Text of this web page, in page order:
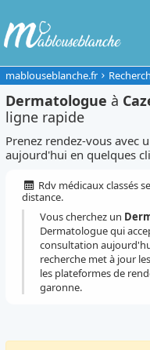
mablouseblanche.fr
Dermatologue à
ligne rapide
Prenez rendez-vous avec
aujourd'hui en quelques
Rdv médicaux classés
distance.
Vous cherchez un
Dermatologue qui
consultation
recherche met à jour
les plateformes de
garonne.